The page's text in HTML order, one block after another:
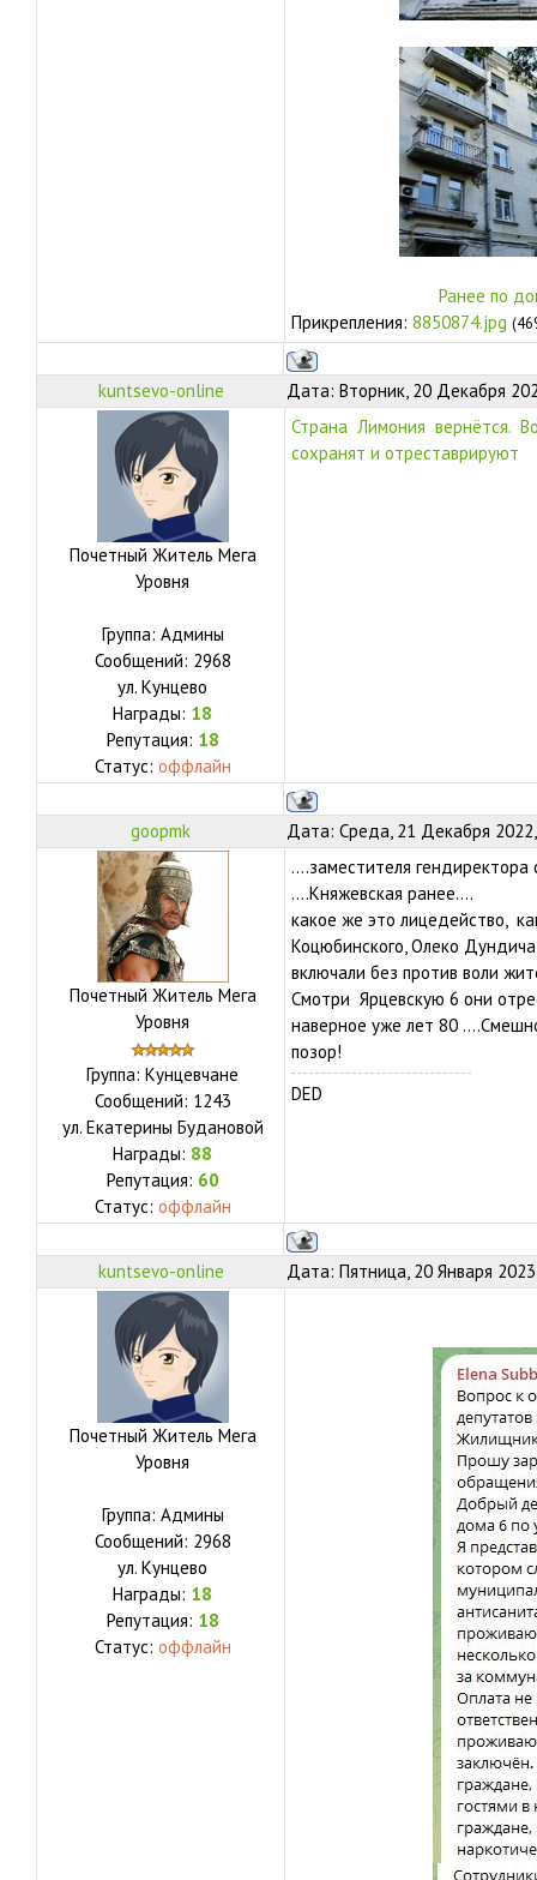
Ранее по
Прикрепления: 8850874.jpg
kuntsevo-online Дата: Вторник, 20 Декабря
Почетный Житель Мега
Уровня
Группа: Админы
Сообщений: 2968
ул. Кунцево
Награды: 18
Репутация: 18
Статус: оффлайн
Страна Лимония вернётся.
сохранят и отреставрируют
goopmk Дата: Среда, 21 Декабря
Почетный Житель Мега
Уровня
Группа: Кунцевчане
Сообщений: 1243
ул. Екатерины Будановой
Награды: 88
Репутация: 60
Статус: оффлайн
....заместителя
....Княжевская ранее....
какое же это лицедейство,
Коцюбинского, Олеко
включали без против воли
Смотри Ярцевскую 6 они
наверное уже лет 80
позор!
DED
kuntsevo-online Дата: Пятница, 20 Января
Почетный Житель Мега
Уровня
Группа: Админы
Сообщений: 2968
ул. Кунцево
Награды: 18
Репутация: 18
Статус: оффлайн